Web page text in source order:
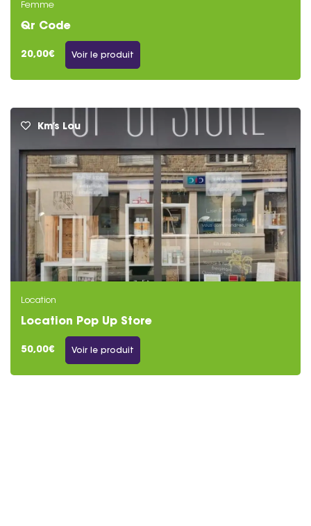
Femme
Qr Code
20,00€ Voir le produit
Km’s Lou
Location
Location Pop Up Store
50,00€ Voir le produit